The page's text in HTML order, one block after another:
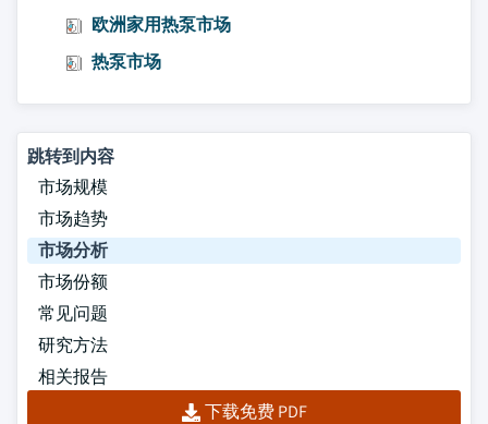
欧洲家用热泵市场
热泵市场
跳转到内容
市场规模
市场趋势
市场分析
市场份额
常见问题
研究方法
相关报告
下载免费 PDF